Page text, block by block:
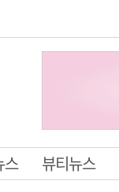
스 뷰티뉴스